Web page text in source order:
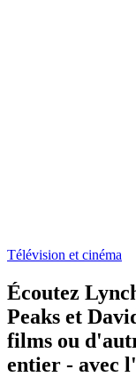
Télévision et cinéma
Écoutez
Peaks et
films ou
entier - avec